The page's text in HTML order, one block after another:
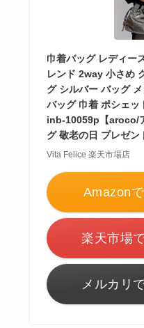
巾着バッグ レディー
レンド 2way 小さめ
グ シルバー バッグ
バッグ 巾着 ポシェッ
inb-10059p【aroco/
グ 敬老の日 プレゼン
Vita Felice 楽天市場店
Amazon
楽天市場
メルカリ